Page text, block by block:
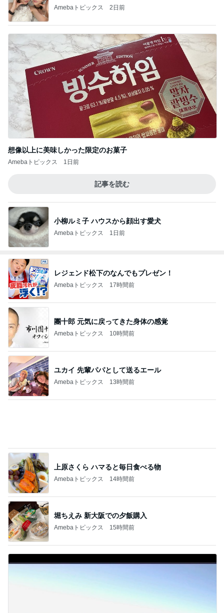
Amebaトピックス 2日前
想像以上に美味しかった限定のお菓子
Amebaトピックス 1日前
記事を読む
小柳ルミ子 ハウスから顔出す愛犬
Amebaトピックス 1日前
レジェンド松下のなんでもプレゼン！
Amebaトピックス 17時間前
團十郎 元気に戻ってきた身体の感覚
Amebaトピックス 10時間前
ユカイ 先輩パパとして送るエール
Amebaトピックス 13時間前
堀ちえみ 新大阪での夕飯購入
Amebaトピックス 15時間前